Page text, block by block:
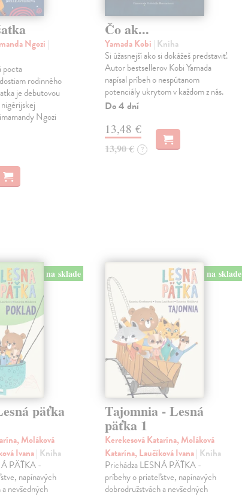
Ngozi |
pocta
rodinného
je debutovou
Ngozi
Čo ak...
Yamada Kobi | Kniha
Si úžasnejší ako si dokážeš predstaviť.
Autor bestsellerov Kobi Yamada
napísal príbeh o nespútanom
potenciály ukrytom v každom z nás.
Do 4 dní
13,48 €
13,90 € ?
na sklade
päťka
Moláková
Ivana| Kniha
PÄŤKA -
napínavých
nevšedných
na sklade
Tajomnia - Lesná
päťka 1
Kerekesová Katarína, Moláková
Katarína, Laučíková Ivana| Kniha
Prichádza LESNÁ PÄŤKA -
príbehy o priateľstve, napínavých
dobrodružstvách a nevšedných